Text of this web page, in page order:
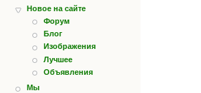
Новое на сайте
Форум
Блог
Изображения
Лучшее
Объявления
Мы